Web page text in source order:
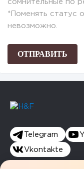
сомнительные по
*Поменять статус
невозможно.
Telegram
Vkontakte